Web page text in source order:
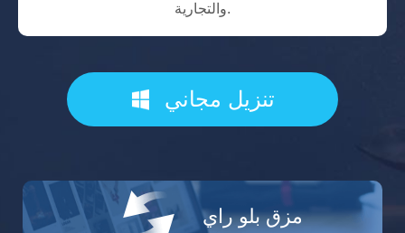
والتجارية.
تنزيل مجاني
مزق بلو راي